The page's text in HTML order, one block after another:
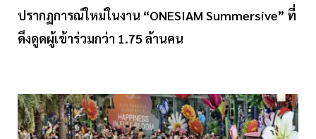
ปรากฏการณ์ใหม่ในงาน “ONESIAM Summersive” ที่
ดึงดูดผู้เข้าร่วมกว่า 1.75 ล้านคน